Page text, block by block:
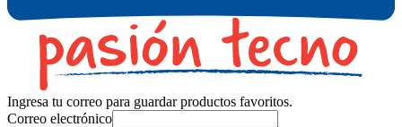
Ingresa tu correo para guardar productos favoritos.
Correo electrónico